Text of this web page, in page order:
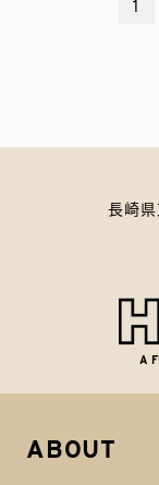
1
長崎
A
ABOUT